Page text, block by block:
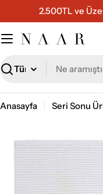
geç
2.500TL ve
Ara
Anasayfa Seri Sonu